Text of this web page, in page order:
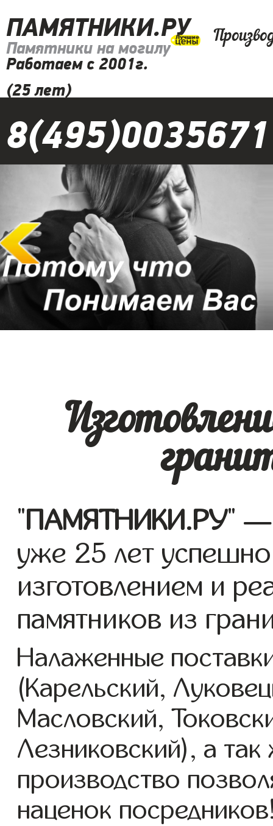
ПАМЯТНИКИ.РУ
Памятники на могилу
Работаем с 2001г.
(25 лет)
8(495)0035671
"ПАМЯТНИКИ.РУ" —
уже 25 лет
изготовлением и
памятников из
Налаженные
(Карельский,
Масловский,
Лезниковский), а
производство
наценок